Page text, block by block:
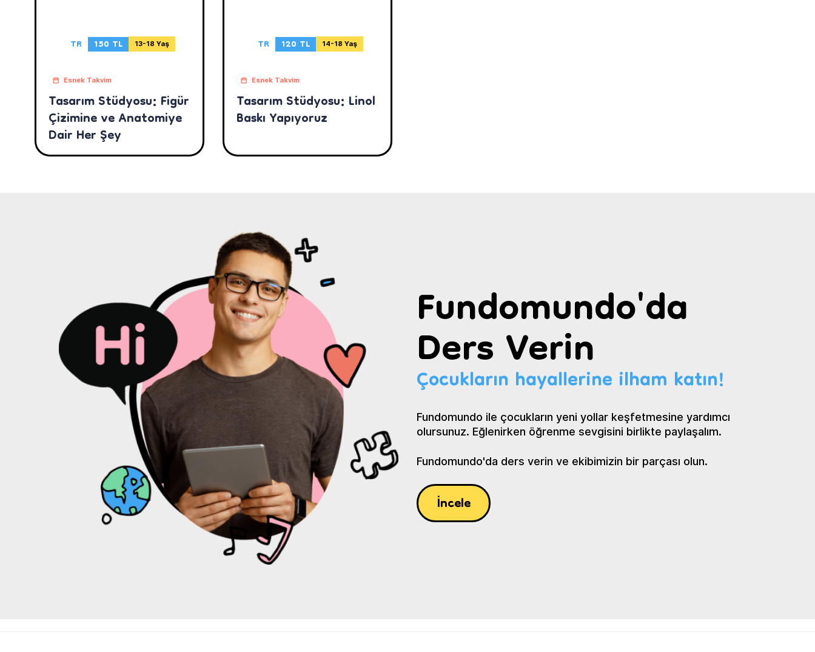
TR 150 TL 13-18 Yaş
Esnek Takvim
Tasarım Stüdyosu: Figür
Çizimine ve Anatomiye
Dair Her Şey
TR 120 TL 14-18 Yaş
Esnek Takvim
Tasarım Stüdyosu: Linol
Baskı Yapıyoruz
Fundomundo'da
Ders Verin
Çocukların hayallerine ilham katın!
Fundomundo ile çocukların yeni yollar keşfetmesine yardımcı
olursunuz. Eğlenirken öğrenme sevgisini birlikte paylaşalım.
Fundomundo'da ders verin ve ekibimizin bir parçası olun.
İncele